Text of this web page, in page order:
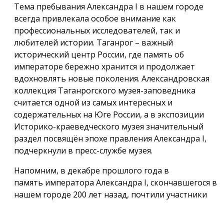
Тема пребывания Александра I в нашем городе
всегда привлекала особое внимание как
профессиональных исследователей, так и
любителей истории. Таганрог – важный
исторический центр России, где память об
императоре бережно хранится и продолжает
вдохновлять новые поколения. Александровская
коллекция Таганрогского музея-заповедника
считается одной из самых интересных и
содержательных на Юге России, а в экспозиции
Историко-краеведческого музея значительный
раздел посвящён эпохе правления Александра I,
подчеркнули в пресс-службе музея.
Напомним, в декабре прошлого года в
память императора Александра I, скончавшегося в
нашем городе 200 лет назад, почтили участники